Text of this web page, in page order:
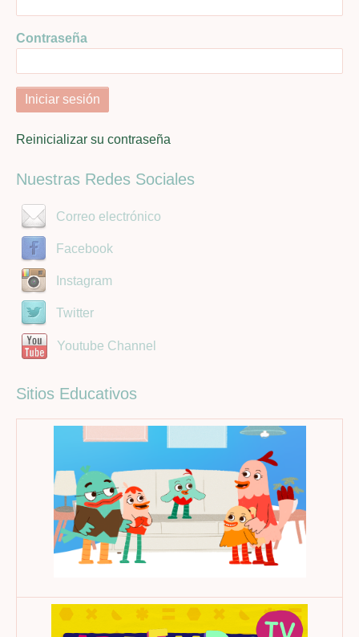
Contraseña
Reinicializar su contraseña
Nuestras Redes Sociales
Correo electrónico
Facebook
Instagram
Twitter
Youtube Channel
Sitios Educativos